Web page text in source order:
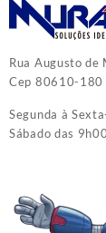
Rua Augusto
Cep 80610-180
Segunda à
Sábado das